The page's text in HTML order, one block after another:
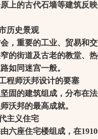
上的古代石墙等建筑反
历史景观
重要的工业、贸易和交
的街道及古老的教堂、
如同迷宫一般。
师沃邦设计的要塞
的建筑组成，分布在法
沃邦的最高成就。
主义住宅
座住宅楼组成，在1910